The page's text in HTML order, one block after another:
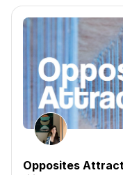
csatolmányban
Opposites